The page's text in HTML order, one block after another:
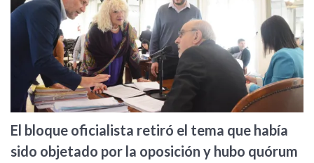
El bloque oficialista retiró el tema que había
sido objetado por la oposición y hubo quórum